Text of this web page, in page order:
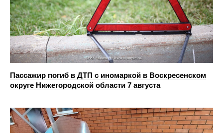
Пассажир погиб в ДТП с иномаркой в Воскресенском
округе Нижегородской области 7 августа